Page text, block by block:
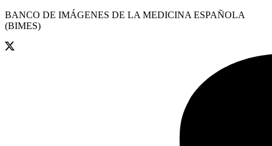
BANCO DE IMÁGENES DE LA MEDICINA ESPAÑOLA
(BIMES)